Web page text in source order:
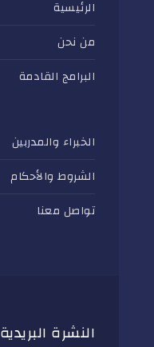
الرئيسية
من نحن
البرامج القادمة
الخبراء والمدربين
الشروط والأحكام
تواصل معنا
النشرة البريدية